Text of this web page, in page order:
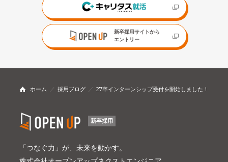
新卒採用サイトから
エントリー
ホーム 採用ブログ 27卒インターンシップ受付を開始しました！
新卒採用
「つなぐ力」が、未来を動かす。